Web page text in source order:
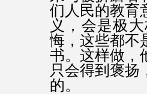
们人民的教育
义，会是极
悔，这些都不
书。这样做，
只会得到褒扬
的。